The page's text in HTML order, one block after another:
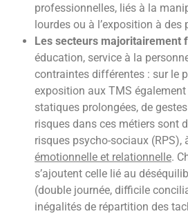
professionnelles, liés à la
lourdes ou à l’exposition à
Les secteurs majoritairement
éducation, service à la
contraintes différentes : sur le
exposition aux TMS
statiques prolongées, de
risques dans ces métiers sont
risques psycho-sociaux (RPS),
émotionnelle et relationnelle.
s’ajoutent celle lié au
(double journée, difficile
inégalités de répartition des